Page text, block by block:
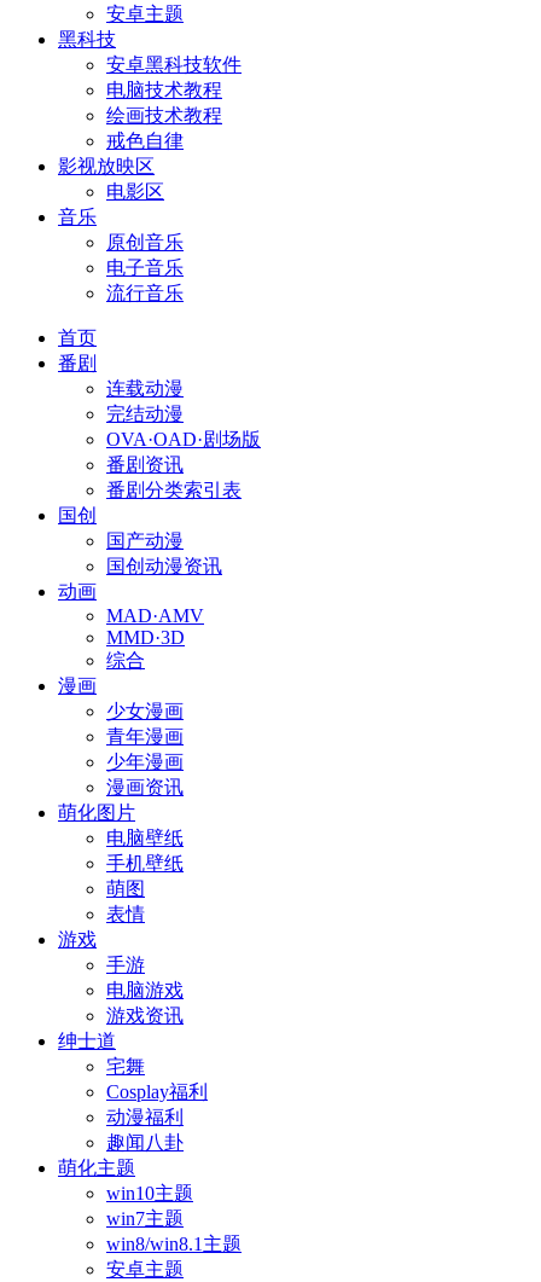
安卓主题
黑科技
安卓黑科技软件
电脑技术教程
绘画技术教程
戒色自律
影视放映区
电影区
音乐
原创音乐
电子音乐
流行音乐
首页
番剧
连载动漫
完结动漫
OVA·OAD·剧场版
番剧资讯
番剧分类索引表
国创
国产动漫
国创动漫资讯
动画
MAD·AMV
MMD·3D
综合
漫画
少女漫画
青年漫画
少年漫画
漫画资讯
萌化图片
电脑壁纸
手机壁纸
萌图
表情
游戏
手游
电脑游戏
游戏资讯
绅士道
宅舞
Cosplay福利
动漫福利
趣闻八卦
萌化主题
win10主题
win7主题
win8/win8.1主题
安卓主题